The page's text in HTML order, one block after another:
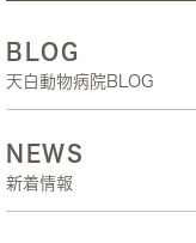
BLOG
天白動物病院BLOG
NEWS
新着情報